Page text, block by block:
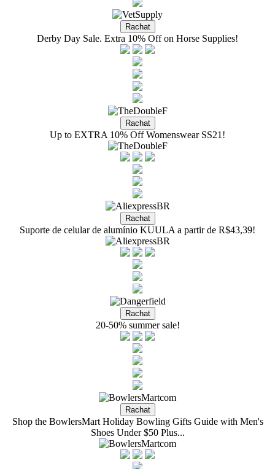
Derby Day Sale. Extra 10% Off on Horse Supplies!
Up to EXTRA 10% Off Womenswear SS21!
Suporte de celular de alumínio KUULA a partir de R$43,39!
20-50% summer sale!
Shop the BowlersMart Holiday Bowling Gifts Guide with Men's
Shoes Under $50 Plus...